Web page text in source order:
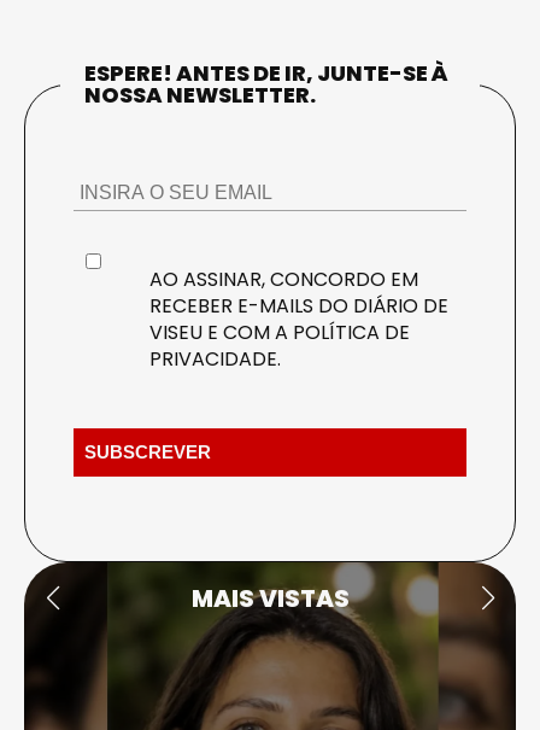
ESPERE! ANTES DE IR, JUNTE-SE À
NOSSA NEWSLETTER.
AO ASSINAR, CONCORDO EM
RECEBER E-MAILS DO DIÁRIO DE
VISEU E COM A POLÍTICA DE
PRIVACIDADE.
MAIS VISTAS